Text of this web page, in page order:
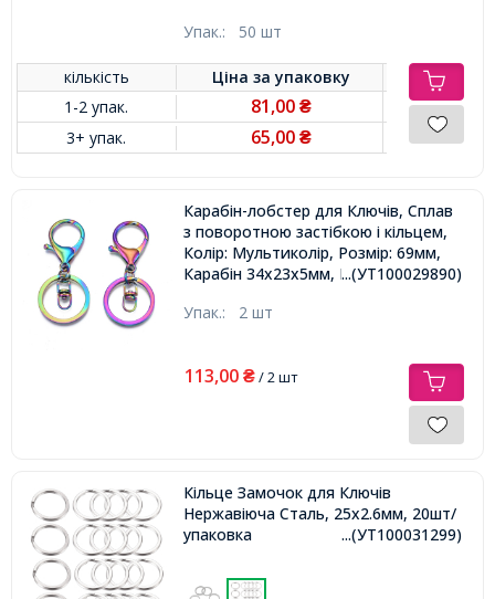
Упак.: 50 шт
кількість Ціна заупаковку
1-2 упак.
81,00₴
3+ упак. 65,00₴
Карабін-лобстер для Ключів, Сплав
з поворотною застібкою і кільцем,
Колір: Мультиколір, Розмір: 69мм,
Карабін 34х23х5мм, Кільце
19х8.5х6мм,
...(УТ100029890)
Упак.: 2 шт
113,00 ₴/ 2 шт
Кільце Замочок для Ключів
Нержавіюча Сталь, 25x2.6мм, 20шт/
упаковка
...(УТ100031299)